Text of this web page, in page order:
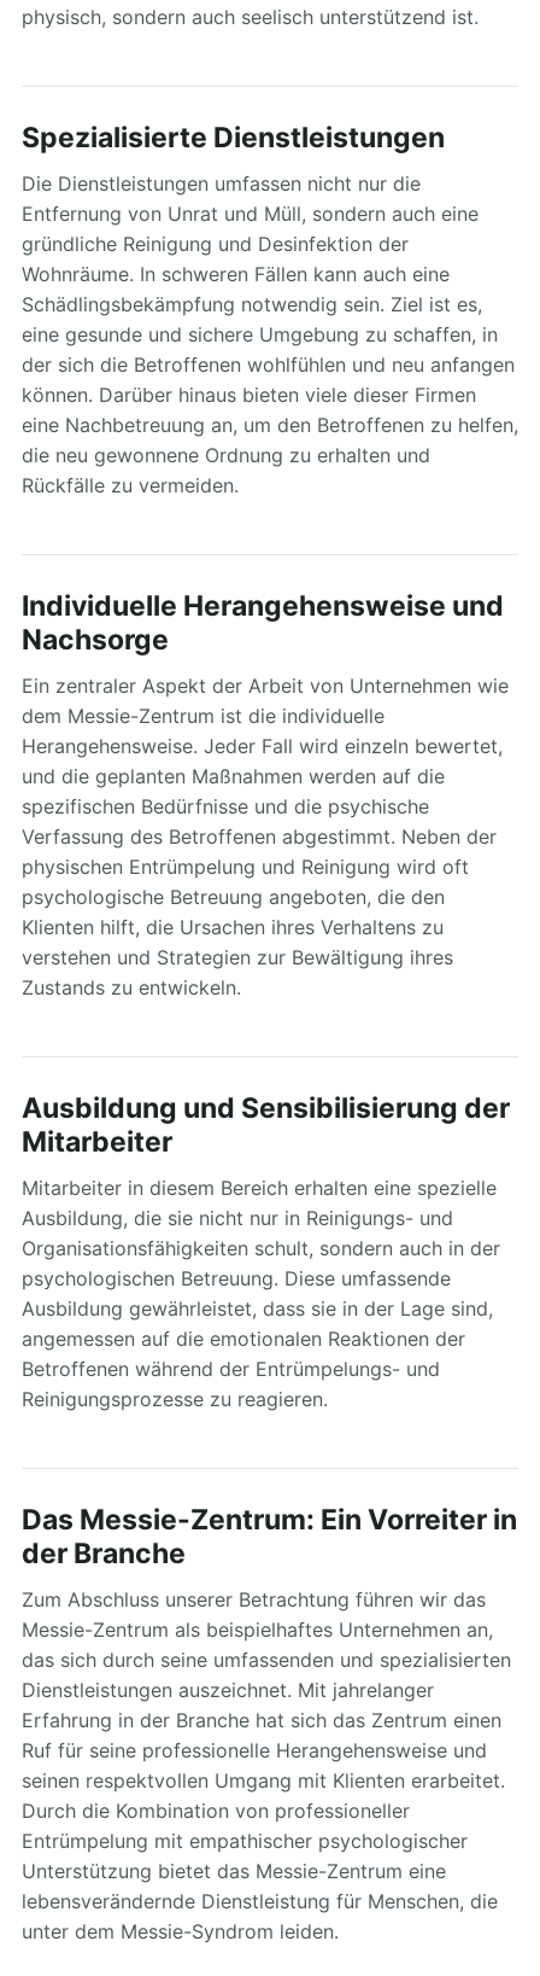
physisch, sondern auch seelisch unterstützend ist.
Spezialisierte Dienstleistungen
Die Dienstleistungen umfassen nicht nur die
Entfernung von Unrat und Müll, sondern auch eine
gründliche Reinigung und Desinfektion der
Wohnräume. In schweren Fällen kann auch eine
Schädlingsbekämpfung notwendig sein. Ziel ist es,
eine gesunde und sichere Umgebung zu schaffen, in
der sich die Betroffenen wohlfühlen und neu anfangen
können. Darüber hinaus bieten viele dieser Firmen
eine Nachbetreuung an, um den Betroffenen zu helfen,
die neu gewonnene Ordnung zu erhalten und
Rückfälle zu vermeiden.
Individuelle Herangehensweise und
Nachsorge
Ein zentraler Aspekt der Arbeit von Unternehmen wie
dem Messie-Zentrum ist die individuelle
Herangehensweise. Jeder Fall wird einzeln bewertet,
und die geplanten Maßnahmen werden auf die
spezifischen Bedürfnisse und die psychische
Verfassung des Betroffenen abgestimmt. Neben der
physischen Entrümpelung und Reinigung wird oft
psychologische Betreuung angeboten, die den
Klienten hilft, die Ursachen ihres Verhaltens zu
verstehen und Strategien zur Bewältigung ihres
Zustands zu entwickeln.
Ausbildung und Sensibilisierung der
Mitarbeiter
Mitarbeiter in diesem Bereich erhalten eine spezielle
Ausbildung, die sie nicht nur in Reinigungs- und
Organisationsfähigkeiten schult, sondern auch in der
psychologischen Betreuung. Diese umfassende
Ausbildung gewährleistet, dass sie in der Lage sind,
angemessen auf die emotionalen Reaktionen der
Betroffenen während der Entrümpelungs- und
Reinigungsprozesse zu reagieren.
Das Messie-Zentrum: Ein Vorreiter in
der Branche
Zum Abschluss unserer Betrachtung führen wir das
Messie-Zentrum als beispielhaftes Unternehmen an,
das sich durch seine umfassenden und spezialisierten
Dienstleistungen auszeichnet. Mit jahrelanger
Erfahrung in der Branche hat sich das Zentrum einen
Ruf für seine professionelle Herangehensweise und
seinen respektvollen Umgang mit Klienten erarbeitet.
Durch die Kombination von professioneller
Entrümpelung mit empathischer psychologischer
Unterstützung bietet das Messie-Zentrum eine
lebensverändernde Dienstleistung für Menschen, die
unter dem Messie-Syndrom leiden.